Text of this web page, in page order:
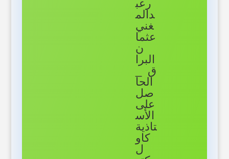
رعب
دالم
غني
عثما
ن
البرا
ق _
الحا
صل
على
الأس
تاذية
كاو
ل